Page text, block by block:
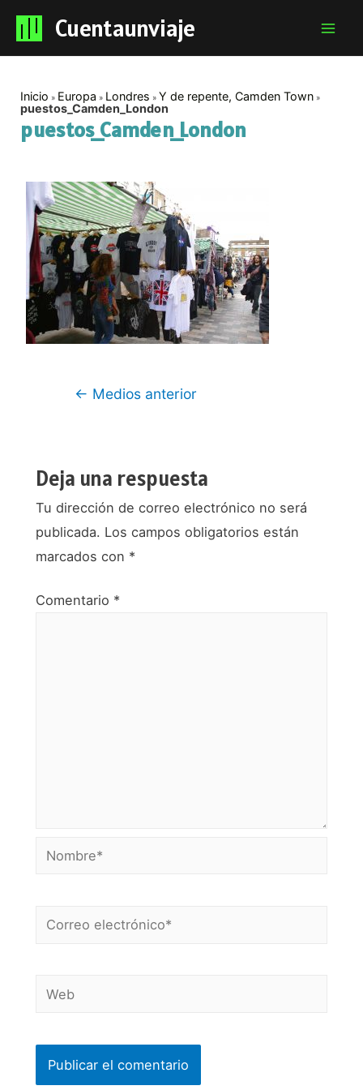
Cuentaunviaje
Inicio Europa Londres
Y de repente, Camden Town
puestos_Camden_London
puestos_Camden_London
Navegación
← Medios anterior
Deja una respuesta
Tu dirección de correo electrónico no será
publicada. Los campos obligatorios están
marcados con *
Comentario *
Nombre*
Correo
Web